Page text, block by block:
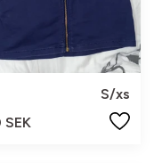
S/xs
SEK